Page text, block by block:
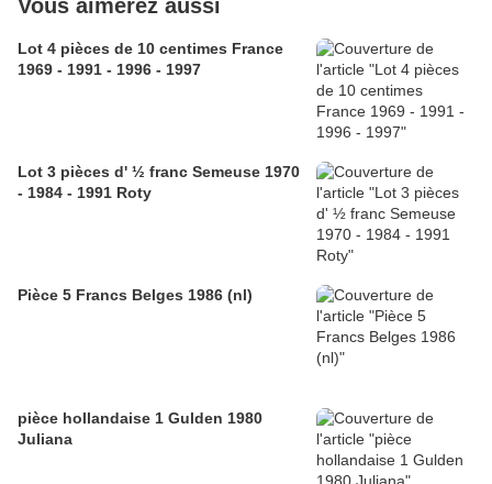
Vous aimerez aussi
Lot 4 pièces de 10 centimes France
1969 - 1991 - 1996 - 1997
Lot 3 pièces d' ½ franc Semeuse 1970
- 1984 - 1991 Roty
Pièce 5 Francs Belges 1986 (nl)
pièce hollandaise 1 Gulden 1980
Juliana